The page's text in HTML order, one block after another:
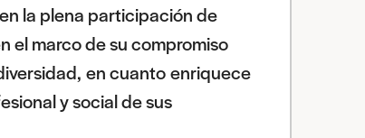
la plena participación de
el marco de su compromiso
en cuanto enriquece
y social de sus